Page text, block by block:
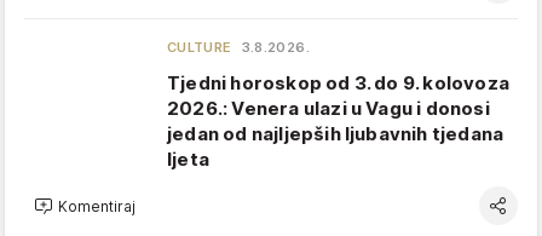
CULTURE 3.8.2026.
Tjedni horoskop od 3. do 9. kolovoza
2026.: Venera ulazi u Vagu i donosi
jedan od najljepših ljubavnih tjedana
ljeta
Komentiraj